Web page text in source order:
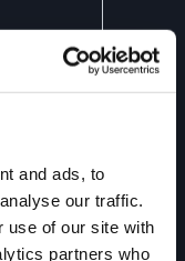
and ads, to
our traffic.
use of our site with
partners who
que
y